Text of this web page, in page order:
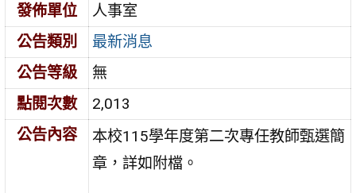
發佈單位
人事室
公告類別
最新消息
公告等級
無
點閱次數
2,013
公告內容
本校115學年度第二次專任教師甄選簡
章，詳如附檔。